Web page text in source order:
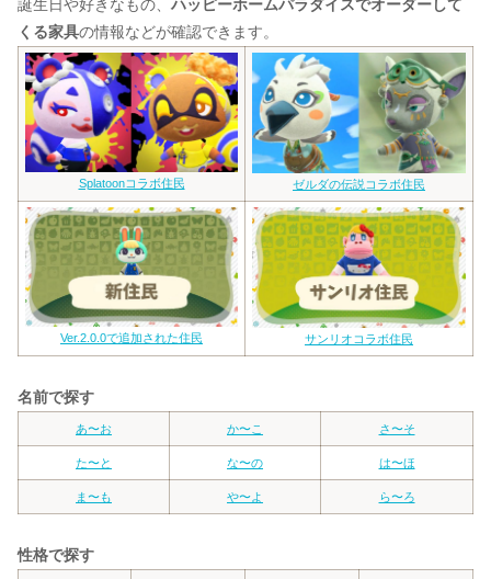
誕生日や好きなもの、 ハッピーホームパラダイスでオーダーして
くる家具の情報などが確認できます。
Splatoonコラボ住民 ゼルダの伝説コラボ住民
Ver.2.0.0で追加された住民 サンリオコラボ住民
名前で探す
あ〜お か〜こ さ〜そ
た〜と な〜の は〜ほ
ま〜も や〜よ ら〜ろ
性格で探す